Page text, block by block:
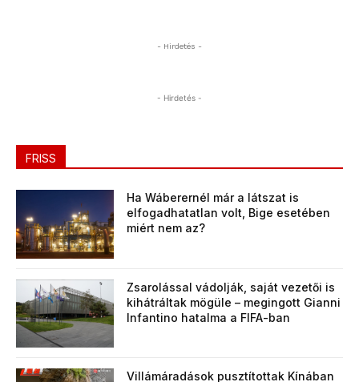
- Hirdetés -
- Hirdetés -
FRISS
Ha Wáberernél már a látszat is
elfogadhatatlan volt, Bige esetében
miért nem az?
Zsarolással vádolják, saját vezetői is
kihátráltak mögüle – megingott Gianni
Infantino hatalma a FIFA-ban
Villámáradások pusztítottak Kínában